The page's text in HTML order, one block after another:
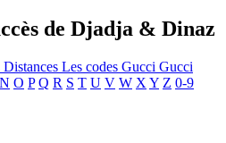
de Djadja & Dinaz
Distances Les codes Gucci Gucci
N O P Q R S T U V W X Y Z 0-9